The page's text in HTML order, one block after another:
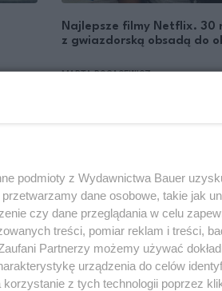
Najlepsze filmy Netflix. 30
z gwiazdorską obsadą do
MARTA ROGACEWICZ
podmioty z Wydawnictwa Bauer
dane osobowe, takie jak
czy dane przeglądania w celu
treści, pomiar reklam i treści,
Partnerzy możemy używać
urządzenia do celów
z tych technologii poprzez